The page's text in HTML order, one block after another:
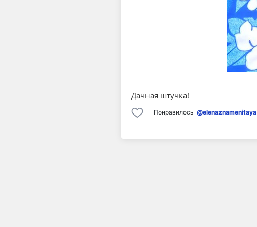
Дачная штучка!
Понравилось @elenaznamenitaya